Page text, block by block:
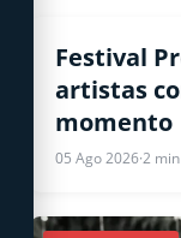
ESPECTACULOS
Festival
artistas
momento
05 Ago 2026·2 min